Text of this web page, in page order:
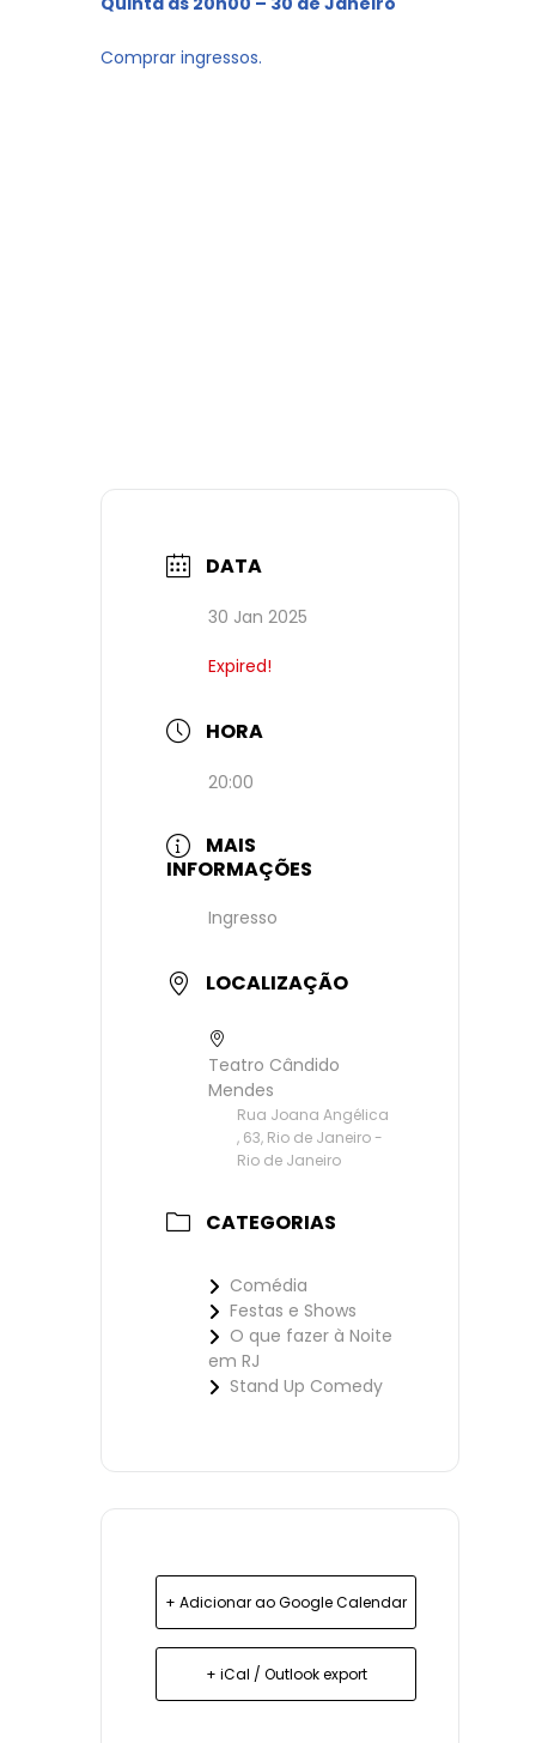
Comprar ingressos.
DATA
30 Jan 2025
Expired!
HORA
20:00
MAIS
INFORMAÇÕES
Ingresso
LOCALIZAÇÃO
Teatro Cândido
Mendes
Rua Joana Angélica
, 63, Rio de Janeiro -
Rio de Janeiro
CATEGORIAS
Comédia
Festas e Shows
O que fazer à Noite
em RJ
Stand Up Comedy
+ Adicionar ao Google Calendar
+ iCal / Outlook export